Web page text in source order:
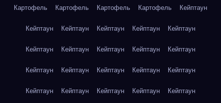
Картофель Картофель Картофель Картофель Кейптаун
Кейптаун Кейптаун Кейптаун Кейптаун Кейптаун
Кейптаун Кейптаун Кейптаун Кейптаун Кейптаун
Кейптаун Кейптаун Кейптаун Кейптаун Кейптаун
Кейптаун Кейптаун Кейптаун Кейптаун Кейптаун